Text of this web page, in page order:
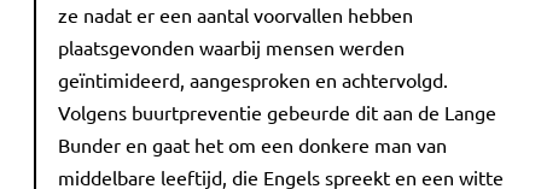
ze nadat er een aantal voorvallen hebben
plaatsgevonden waarbij mensen werden
geïntimideerd, aangesproken en achtervolgd.
Volgens buurtpreventie gebeurde dit aan de Lange
Bunder en gaat het om een donkere man van
middelbare leeftijd, die Engels spreekt en een witte